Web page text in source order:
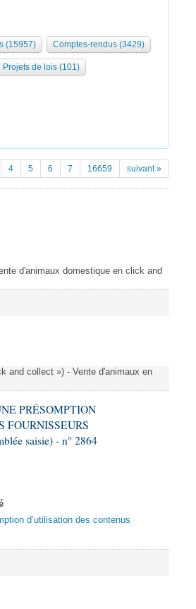
(15957) Comptes-rendus (3429)
Projets de lois (101)
4 5 6 7 16659 suivant »
d'animaux domestique en click and
and collect ») - Vente d'animaux en
PRÉSOMPTION
FOURNISSEURS
saisie) - n° 2864
d’utilisation des contenus